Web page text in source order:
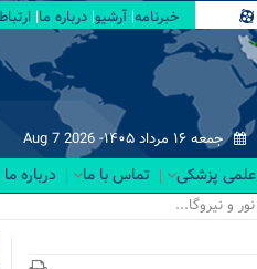
خبرنامه آرشیو درباره ما
جمعه ۱۶ مرداد ۱۴۰۵- Aug 7 2026
علمی پزشکی تماس با ما درباره ما